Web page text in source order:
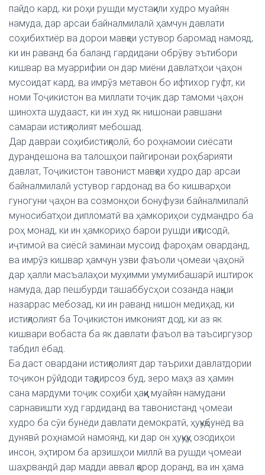
пайдо кард, ки роҳи рушди мустақили худро муайян
намуда, дар арсаи байналмилалӣ ҳамчун давлати
соҳибихтиёр ва дорои мавқеи устувор баромад намояд,
ки ин раванд ба баланд гардидани обрӯву эътибори
кишвар ва муаррифии он дар миёни давлатҳои ҷаҳон
мусоидат кард, ва имрӯз метавон бо ифтихор гуфт, ки
номи Тоҷикистон ва миллати тоҷик дар тамоми ҷаҳон
шинохта шудааст, ки ин худ як нишонаи равшани
самараи истиқлолият мебошад.
Дар давраи соҳибистиқлолӣ, бо роҳнамоии сиёсати
дурандешона ва талошҳои пайгиронаи роҳбарияти
давлат, Тоҷикистон тавонист мавқеи худро дар арсаи
байналмилалӣ устувор гардонад ва бо кишварҳои
гуногуни ҷаҳон ва созмонҳои бонуфузи байналмилалӣ
муносибатҳои дипломатӣ ва ҳамкориҳои судмандро ба
роҳ монад, ки ин ҳамкориҳо барои рушди иқтисодӣ,
иҷтимоӣ ва сиёсӣ заминаи мусоид фароҳам оварданд,
ва имрӯз кишвар ҳамчун узви фаъоли ҷомеаи ҷаҳонӣ
дар ҳалли масъалаҳои муҳимми умумибашарӣ иштирок
намуда, дар пешбурди ташаббусҳои созанда нақши
назаррас мебозад, ки ин раванд нишон медиҳад, ки
истиқлолият ба Тоҷикистон имконият дод, ки аз як
кишвари вобаста ба як давлати фаъол ва таъсиргузор
табдил ёбад.
Ба даст овардани истиқлолият дар таърихи давлатдории
тоҷикон рӯйдоди тақдирсоз буд, зеро маҳз аз ҳамин
сана мардуми тоҷик соҳиби ҳаққи муайян намудани
сарнавишти худ гардиданд ва тавонистанд ҷомеаи
худро ба сӯи бунёди давлати демократӣ, ҳуқуқбунёд ва
дунявӣ роҳнамоӣ намоянд, ки дар он ҳуқуқу озодиҳои
инсон, эҳтиром ба арзишҳои миллӣ ва рушди ҷомеаи
шаҳрвандӣ дар мадди аввал қарор доранд, ва ин ҳама